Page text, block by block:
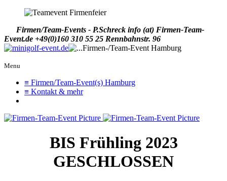
Firmen/Team-Events - P.Schreck info (at) Firmen-Team-
Event.de +49(0)160 310 55 25 Rennbahnstr. 96
Menu
≡ Firmen/Team-Event(s) Hamburg
≡ Kontakt & mehr
BIS Frühling 2023
GESCHLOSSEN